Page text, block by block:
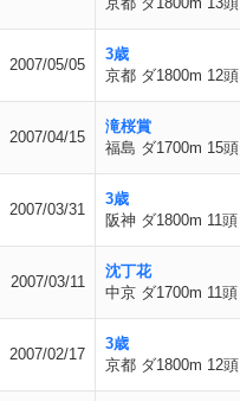
2007/05/05
3歳
京都 ダ1800m 12頭
2007/04/15
滝桜賞
福島 ダ1700m 15頭
2007/03/31
3歳
阪神 ダ1800m 11頭
2007/03/11
沈丁花
中京 ダ1700m 11頭
2007/02/17
3歳
京都 ダ1800m 12頭